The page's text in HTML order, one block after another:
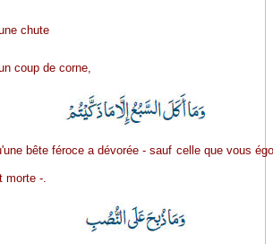
chute
coup de corne,
bête féroce a dévorée - sauf celle que vous
morte -.